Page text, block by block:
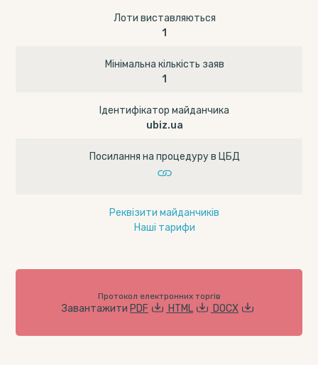
Лоти виставляються
1
Мінімальна кількість заяв
1
Ідентифікатор майданчика
ubiz.ua
Посилання на процедуру в ЦБД
Реквізити майданчиків
Наші тарифи
Протокол електронних торгів
Завантажити PDF HTML DOCX